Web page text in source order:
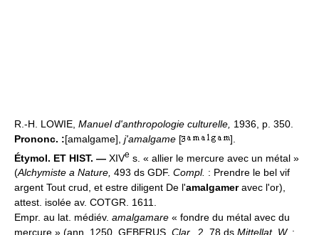
R.-H. LOWIE, Manuel d'anthropologie culturelle, 1936, p. 350.
Prononc. :[amalgame], j'amalgame [
].
Étymol. ET HIST. — XIVe s. « allier le mercure avec un métal »
(Alchymiste a Nature, 493 ds GDF. Compl. : Prendre le bel vif
argent Tout crud, et estre diligent De l'amalgameravec l'or),
attest. isolée av. COTGR. 1611.
Empr. au lat. médiév. amalgamare « fondre du métal avec du
mercure » (ann. 1250, GEBERUS, Clar., 2, 78 ds Mittellat. W. :